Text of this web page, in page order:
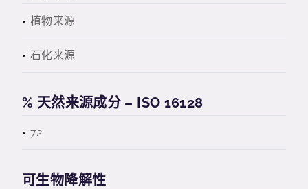
植物来源
石化来源
% 天然来源成分 – ISO 16128
72
可生物降解性